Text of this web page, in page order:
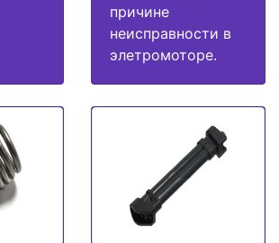
причине
неисправности в
элетромоторе.